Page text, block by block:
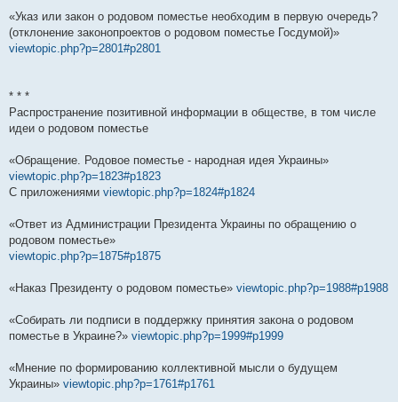
«Указ или закон о родовом поместье необходим в первую очередь?
(отклонение законопроектов о родовом поместье Госдумой)»
viewtopic.php?p=2801#p2801
* * *
Распространение позитивной информации в обществе, в том числе
идеи о родовом поместье
«Обращение. Родовое поместье - народная идея Украины»
viewtopic.php?p=1823#p1823
С приложениями viewtopic.php?p=1824#p1824
«Ответ из Администрации Президента Украины по обращению о
родовом поместье»
viewtopic.php?p=1875#p1875
«Наказ Президенту о родовом поместье» viewtopic.php?p=1988#p1988
«Собирать ли подписи в поддержку принятия закона о родовом
поместье в Украине?» viewtopic.php?p=1999#p1999
«Мнение по формированию коллективной мысли о будущем
Украины» viewtopic.php?p=1761#p1761